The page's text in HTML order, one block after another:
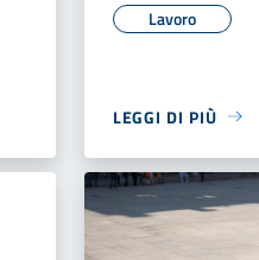
Lavoro
LEGGI DI PIÙ